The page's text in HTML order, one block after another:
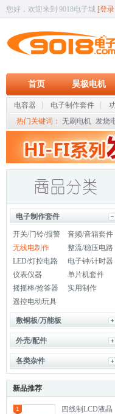
您好，欢迎来到 9018电子城 [登录
首页 昊极电机
电容器 电子制作套件
热门关键词： 无刷电机 发烧
电子制作套件
开关/门铃/报警
音频/音箱套件
无线电制作
整流/稳压电路
LED/灯控电路
电子钟/计时器
仪表仪器
单片机套件
摇摇棒/抢答器
实用制作
遥控电动玩具
敷铜板/万能板
外壳/配件
各类杂件
新品推荐
1
四线制LCD液晶